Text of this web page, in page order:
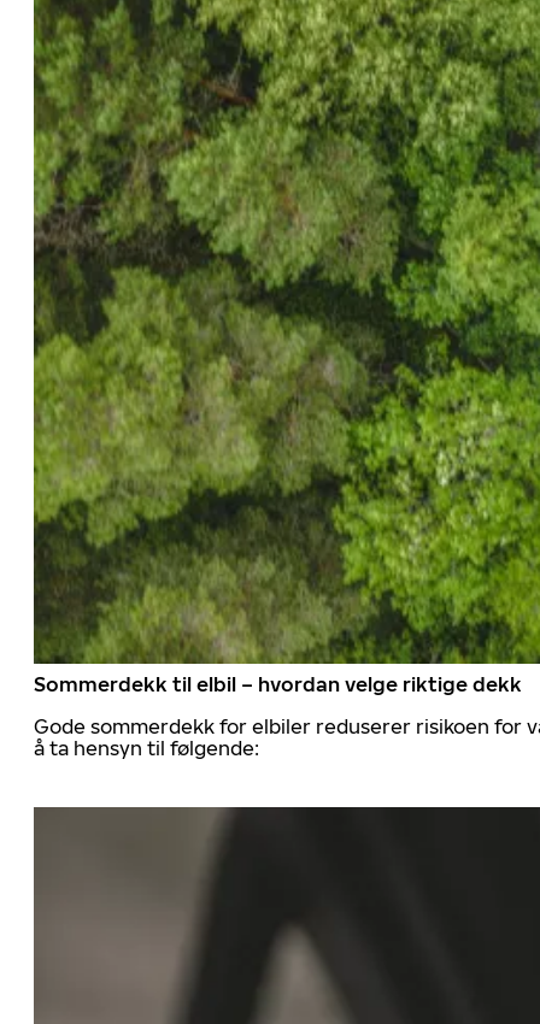
Sommerdekk til elbil – hvordan velge riktige dekk
Gode sommerdekk for elbiler reduserer risikoen for
å ta hensyn til følgende: